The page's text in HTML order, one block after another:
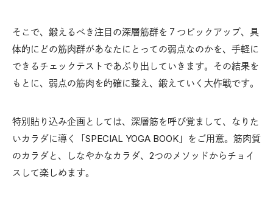
そこで、鍛えるべき注目の深層筋群を７つピックアップ、具
体的にどの筋肉群があなたにとっての弱点なのかを、手軽に
できるチェックテストであぶり出していきます。その結果を
もとに、弱点の筋肉を的確に整え、鍛えていく大作戦です。
特別貼り込み企画としては、深層筋を呼び覚まして、なりた
いカラダに導く「SPECIAL YOGA BOOK」をご用意。筋肉質
のカラダと、しなやかなカラダ、2つのメソッドからチョイ
スして楽しめます。